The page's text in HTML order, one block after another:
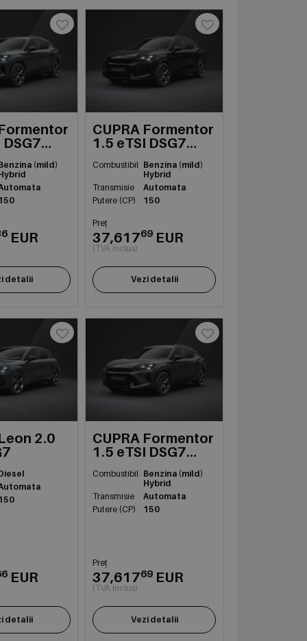
(mild)
EUR
detalii
CUPRA Formentor
1.5 eTSI DSG7
Combustibil Benzina (mild)
Hybrid
Transmisie
Automata
Putere (CP)
150
Preț
37,61769 EUR
(TVA inclus)
Vezi detalii
2.0
EUR
detalii
CUPRA Formentor
1.5 eTSI DSG7
Combustibil Benzina (mild)
Hybrid
Transmisie
Automata
Putere (CP)
150
Preț
37,61769 EUR
(TVA inclus)
Vezi detalii